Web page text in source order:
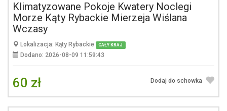
Klimatyzowane Pokoje Kwatery Noclegi
Morze Kąty Rybackie Mierzeja Wiślana
Wczasy
Lokalizacja: Kąty Rybackie CAŁY KRAJ
Dodano: 2026-08-09 11:59:43
60 zł Dodaj do schowka